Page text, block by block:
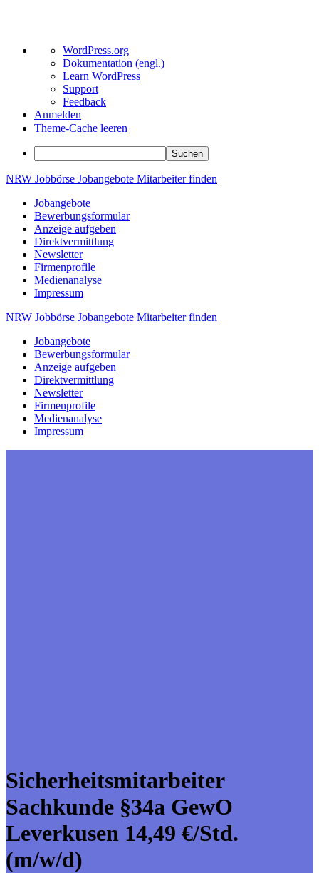
Über
WordPress
WordPress.org
Dokumentation (engl.)
Learn WordPress
Support
Feedback
Anmelden
Theme-Cache leeren
Suchen
Zum
springen
NRW Jobbörse Jobangebote Mitarbeiterfinden
Jobangebote
Bewerbungsformular
Anzeige aufgeben
Direktvermittlung
Newsletter
Firmenprofile
Medienanalyse
Impressum
NRW Jobbörse Jobangebote Mitarbeiterfinden
Jobangebote
Bewerbungsformular
Anzeige aufgeben
Direktvermittlung
Newsletter
Firmenprofile
Medienanalyse
Impressum
Sicherheitsmitarbeiter
Sachkunde §34a GewO
Leverkusen 14,49 €/Std.
(m/w/d)